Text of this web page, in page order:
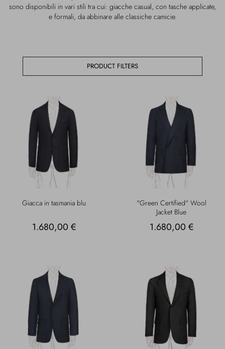
Overcoats
Jewelry
sono disponibili in vari stili tra cui: giacche casual, con tasche applicate,
e formali, da abbinare alle classiche camicie.
PRODUCT FILTERS
Giacca in tasmania blu
1.680,00 €
"Green Certified" Wool
Jacket Blue
1.680,00 €